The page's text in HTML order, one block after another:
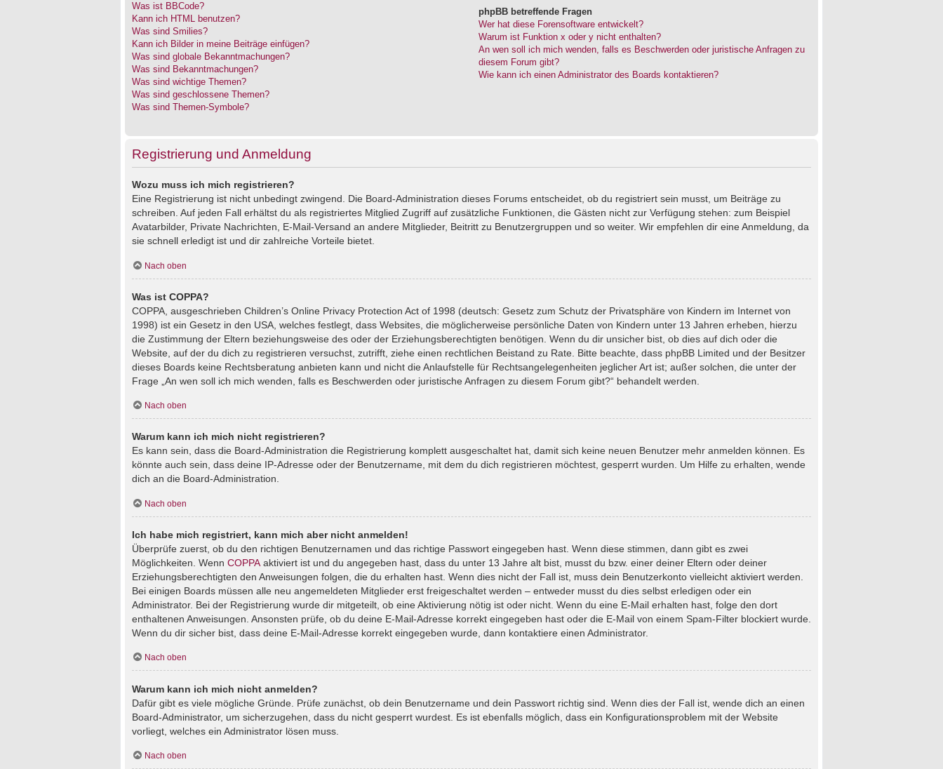
Was ist BBCode?
Kann ich HTML benutzen?
Was sind Smilies?
Kann ich Bilder in meine Beiträge einfügen?
Was sind globale Bekanntmachungen?
Was sind Bekanntmachungen?
Was sind wichtige Themen?
Was sind geschlossene Themen?
Was sind Themen-Symbole?
phpBB betreffende Fragen
Wer hat diese Forensoftware entwickelt?
Warum ist Funktion x oder y nicht enthalten?
An wen soll ich mich wenden, falls es Beschwerden oder juristische Anfragen zu
diesem Forum gibt?
Wie kann ich einen Administrator des Boards kontaktieren?
Registrierung und Anmeldung
Wozu muss ich mich registrieren?
Eine Registrierung ist nicht unbedingt zwingend. Die Board-Administration dieses Forums entscheidet, ob du registriert sein musst, um Beiträge zu
schreiben. Auf jeden Fall erhältst du als registriertes Mitglied Zugriff auf zusätzliche Funktionen, die Gästen nicht zur Verfügung stehen: zum Beispiel
Avatarbilder, Private Nachrichten, E-Mail-Versand an andere Mitglieder, Beitritt zu Benutzergruppen und so weiter. Wir empfehlen dir eine Anmeldung, da
sie schnell erledigt ist und dir zahlreiche Vorteile bietet.
Nach oben
Was ist COPPA?
COPPA, ausgeschrieben Children’s Online Privacy Protection Act of 1998 (deutsch: Gesetz zum Schutz der Privatsphäre von Kindern im Internet von
1998) ist ein Gesetz in den USA, welches festlegt, dass Websites, die möglicherweise persönliche Daten von Kindern unter 13 Jahren erheben, hierzu
die Zustimmung der Eltern beziehungsweise des oder der Erziehungsberechtigten benötigen. Wenn du dir unsicher bist, ob dies auf dich oder die
Website, auf der du dich zu registrieren versuchst, zutrifft, ziehe einen rechtlichen Beistand zu Rate. Bitte beachte, dass phpBB Limited und der Besitzer
dieses Boards keine Rechtsberatung anbieten kann und nicht die Anlaufstelle für Rechtsangelegenheiten jeglicher Art ist; außer solchen, die unter der
Frage „An wen soll ich mich wenden, falls es Beschwerden oder juristische Anfragen zu diesem Forum gibt?“ behandelt werden.
Nach oben
Warum kann ich mich nicht registrieren?
Es kann sein, dass die Board-Administration die Registrierung komplett ausgeschaltet hat, damit sich keine neuen Benutzer mehr anmelden können. Es
könnte auch sein, dass deine IP-Adresse oder der Benutzername, mit dem du dich registrieren möchtest, gesperrt wurden. Um Hilfe zu erhalten, wende
dich an die Board-Administration.
Nach oben
Ich habe mich registriert, kann mich aber nicht anmelden!
Überprüfe zuerst, ob du den richtigen Benutzernamen und das richtige Passwort eingegeben hast. Wenn diese stimmen, dann gibt es zwei
Möglichkeiten. Wenn COPPA aktiviert ist und du angegeben hast, dass du unter 13 Jahre alt bist, musst du bzw. einer deiner Eltern oder deiner
Erziehungsberechtigten den Anweisungen folgen, die du erhalten hast. Wenn dies nicht der Fall ist, muss dein Benutzerkonto vielleicht aktiviert werden.
Bei einigen Boards müssen alle neu angemeldeten Mitglieder erst freigeschaltet werden – entweder musst du dies selbst erledigen oder ein
Administrator. Bei der Registrierung wurde dir mitgeteilt, ob eine Aktivierung nötig ist oder nicht. Wenn du eine E-Mail erhalten hast, folge den dort
enthaltenen Anweisungen. Ansonsten prüfe, ob du deine E-Mail-Adresse korrekt eingegeben hast oder die E-Mail von einem Spam-Filter blockiert wurde.
Wenn du dir sicher bist, dass deine E-Mail-Adresse korrekt eingegeben wurde, dann kontaktiere einen Administrator.
Nach oben
Warum kann ich mich nicht anmelden?
Dafür gibt es viele mögliche Gründe. Prüfe zunächst, ob dein Benutzername und dein Passwort richtig sind. Wenn dies der Fall ist, wende dich an einen
Board-Administrator, um sicherzugehen, dass du nicht gesperrt wurdest. Es ist ebenfalls möglich, dass ein Konfigurationsproblem mit der Website
vorliegt, welches ein Administrator lösen muss.
Nach oben